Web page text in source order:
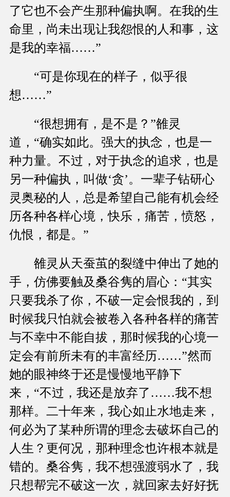
了它也不会产生那种偏执啊。在我的生
命里，尚未出现让我怨恨的人和事，这
是我的幸福……”
“可是你现在的样子，似乎很
想……”
“很想拥有，是不是？”雒灵
道，“确实如此。强大的执念，也是一
种力量。不过，对于执念的追求，也是
另一种偏执，叫做‘贪’。一辈子钻研心
灵奥秘的人，总是希望自己能有机会经
历各种各样心境，快乐，痛苦，愤怒，
仇恨，都是。”
雒灵从天蚕茧的裂缝中伸出了她的
手，仿佛要触及桑谷隽的眉心：“其实
只要我杀了你，不破一定会恨我的，到
时候我只怕就会被卷入各种各样的痛苦
与不幸中不能自拔，那时候我的心境一
定会有前所未有的丰富经历……”然而
她的眼神终于还是慢慢地平静下
来，“不过，我还是放弃了……我不想
那样。二十年来，我心如止水地走来，
何必为了某种所谓的理念去破坏自己的
人生？更何况，那种理念也许根本就是
错的。桑谷隽，我不想强渡弱水了，我
只想帮完不破这一次，就回家去好好抚